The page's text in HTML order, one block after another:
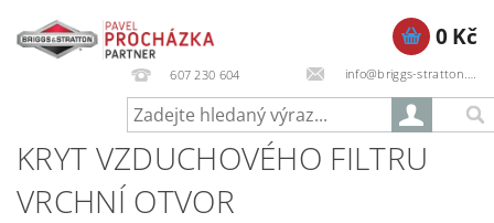
607 230 604 info@briggs-stratton.cz
0 Kč
KRYT VZDUCHOVÉHO FILTRU
VRCHNÍ OTVOR